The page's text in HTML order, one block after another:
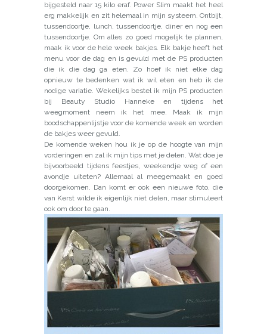
bijgesteld naar 15 kilo eraf. Power Slim maakt het heel
erg makkelijk en zit helemaal in mijn systeem. Ontbijt,
tussendoortje, lunch, tussendoortje, diner en nog een
tussendoortje. Om alles zo goed mogelijk te plannen,
maak ik voor de hele week bakjes. Elk bakje heeft het
menu voor de dag en is gevuld met de PS producten
die ik die dag ga eten. Zo hoef ik niet elke dag
opnieuw te bedenken wat ik wil eten en heb ik de
nodige variatie. Wekelijks bestel ik mijn PS producten
bij Beauty Studio Hanneke en tijdens het
weegmoment neem ik het mee. Maak ik mijn
boodschappenlijstje voor de komende week en worden
de bakjes weer gevuld.
De komende weken hou ik je op de hoogte van mijn
vorderingen en zal ik mijn tips met je delen. Wat doe je
bijvoorbeeld tijdens feestjes, weekendje weg of een
avondje uiteten? Allemaal al meegemaakt en goed
doorgekomen. Dan komt er ook een nieuwe foto, die
van Kerst wilde ik eigenlijk niet delen, maar stimuleert
ook om door te gaan.